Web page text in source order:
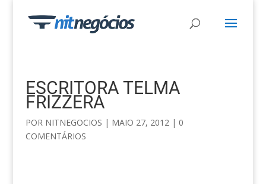
ESCRITORA TELMA
FRIZZERA
POR NITNEGOCIOS | MAIO 27, 2012| 0
COMENTÁRIOS